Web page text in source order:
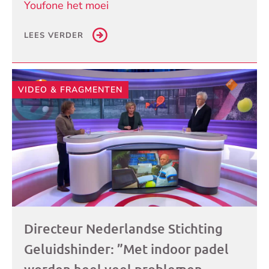
Youfone het moei
LEES VERDER
VIDEO & FRAGMENTEN
Directeur Nederlandse Stichting
Geluidshinder: ”Met indoor padel